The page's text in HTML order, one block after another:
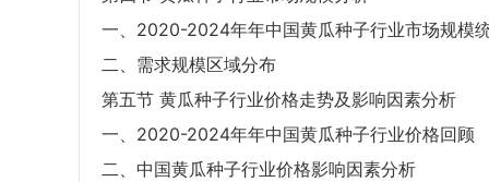
一、2020-2024年年中国黄瓜种子行业市场规模
二、需求规模区域分布
第五节 黄瓜种子行业价格走势及影响因素分析
一、2020-2024年年中国黄瓜种子行业价格回顾
二、中国黄瓜种子行业价格影响因素分析